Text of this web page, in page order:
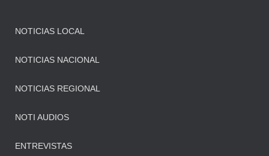
NOTICIAS LOCAL
NOTICIAS NACIONAL
NOTICIAS REGIONAL
NOTI AUDIOS
ENTREVISTAS